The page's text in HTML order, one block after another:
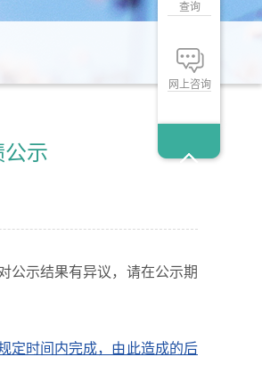
查询
网上咨询
示
公示结果有异议，请在公示期
定时间内完成，由此造成的后